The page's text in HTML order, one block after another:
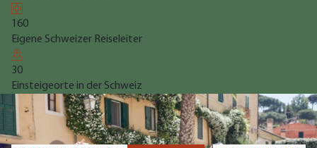
160
Eigene Schweizer Reiseleiter
30
Einsteigeorte in der Schweiz